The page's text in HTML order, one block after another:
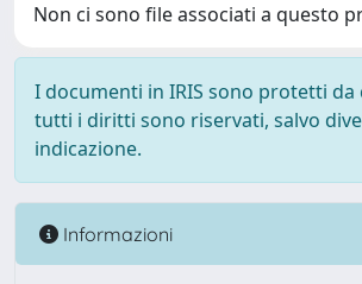
Non ci sono file associati a questo
I documenti in IRIS sono protetti
tutti i diritti sono riservati, salvo
indicazione.
Informazioni